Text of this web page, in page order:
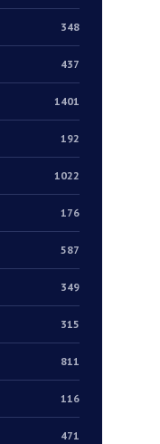
348
437
1401
192
1022
176
587
349
315
811
116
471